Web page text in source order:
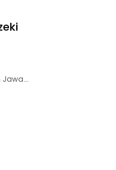
Jawa….